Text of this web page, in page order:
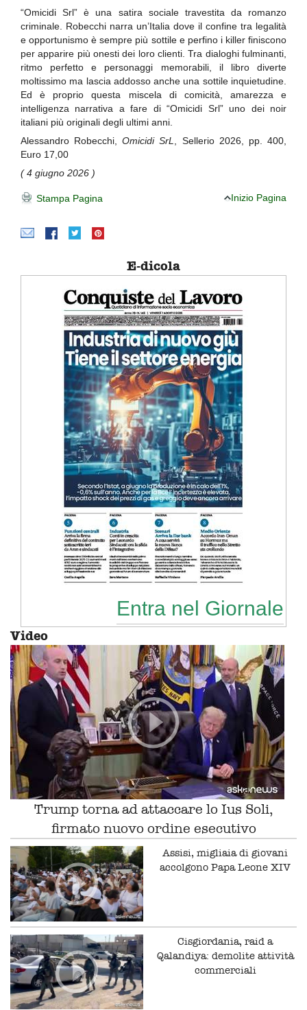
“Omicidi Srl” è una satira sociale travestita da romanzo
criminale. Robecchi narra un’Italia dove il confine tra legalità
e opportunismo è sempre più sottile e perfino i killer finiscono
per apparire più onesti dei loro clienti. Tra dialoghi fulminanti,
ritmo perfetto e personaggi memorabili, il libro diverte
moltissimo ma lascia addosso anche una sottile inquietudine.
Ed è proprio questa miscela di comicità, amarezza e
intelligenza narrativa a fare di “Omicidi Srl” uno dei noir
italiani più originali degli ultimi anni.
Alessandro Robecchi,
Omicidi SrL
, Sellerio 2026, pp. 400,
Euro 17,00
( 4 giugno 2026 )
Stampa Pagina Inizio Pagina
E-dicola
Entra nel Giornale
Video
Trump torna ad attaccare lo Ius Soli,
firmato nuovo ordine esecutivo
Assisi, migliaia di giovani
accolgono Papa Leone XIV
Cisgiordania, raid a
Qalandiya: demolite attività
commerciali